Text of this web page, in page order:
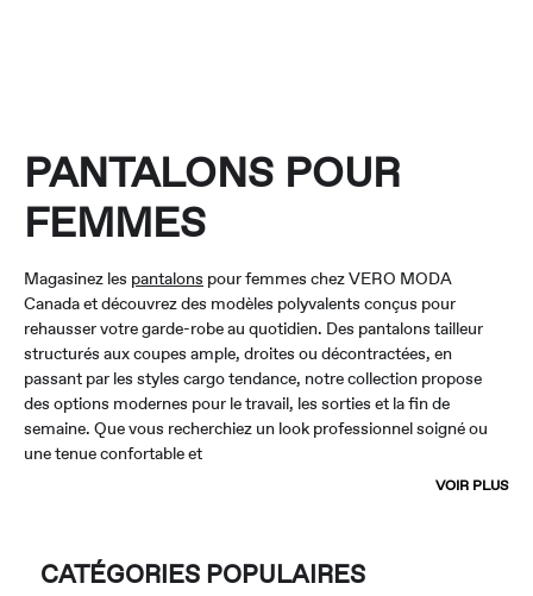
PANTALONS POUR
FEMMES
Magasinez les pantalons pour femmes chez VERO MODA
Canada et découvrez des modèles polyvalents conçus pour
rehausser votre garde-robe au quotidien. Des pantalons tailleur
structurés aux coupes ample, droites ou décontractées, en
passant par les styles cargo tendance, notre collection propose
des options modernes pour le travail, les sorties et la fin de
semaine. Que vous recherchiez un look professionnel soigné ou
une tenue confortable et
VOIR PLUS
CATÉGORIES POPULAIRES